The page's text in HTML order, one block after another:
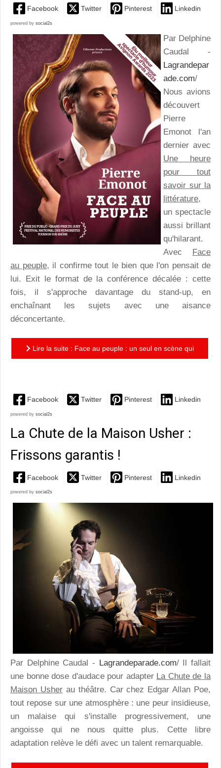
Facebook Twitter Pinterest Linkedin
powered by social2s
Par Delphine
Caudal -
Lagrandepar
ade.com/
Nous avions
découvert
Pierre
Emonot l'an
dernier avec
Une heure
pour tout
savoir sur la
littérature,
un spectacle
aussi brillant
qu'hilarant.
Avec Face
au peuple, il confirme tout le bien que l'on pensait de
lui. Exit le format de la conférence décalée : cette
fois, il s'approche davantage du stand-up, en
enchaînant les sujets avec une aisance
déconcertante.
Lire la suite : Face au peuple : un seul en scène qui
Facebook Twitter Pinterest Linkedin
powered by social2s
La Chute de la Maison Usher :
Frissons garantis !
Facebook Twitter Pinterest Linkedin
powered by social2s
Par Delphine Caudal - Lagrandeparade.com/ Il fallait
une bonne dose d'audace pour adapter La Chute de la
Maison Usherau théâtre. Car chez Edgar Allan Poe,
tout repose sur une atmosphère : une peur insidieuse,
un malaise qui s'installe progressivement, une
angoisse qui ne nous quitte plus. Cette libre
adaptation relève le défi avec un talent remarquable.